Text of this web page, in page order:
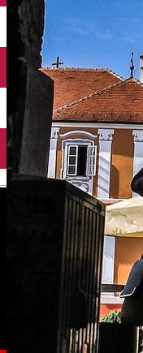
English